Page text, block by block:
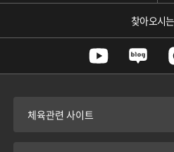
찾아오시
체육관련 사이트